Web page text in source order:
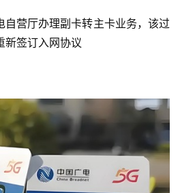
自营厅办理副卡转主卡业务，该过
新签订入网协议